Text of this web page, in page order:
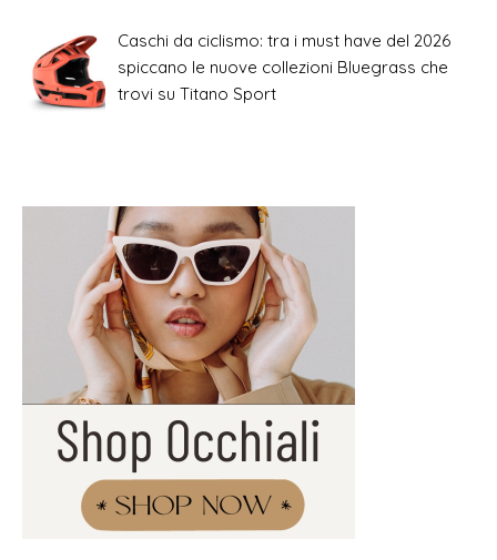
Caschi da ciclismo: tra i must have del 2026
spiccano le nuove collezioni Bluegrass che
trovi su Titano Sport